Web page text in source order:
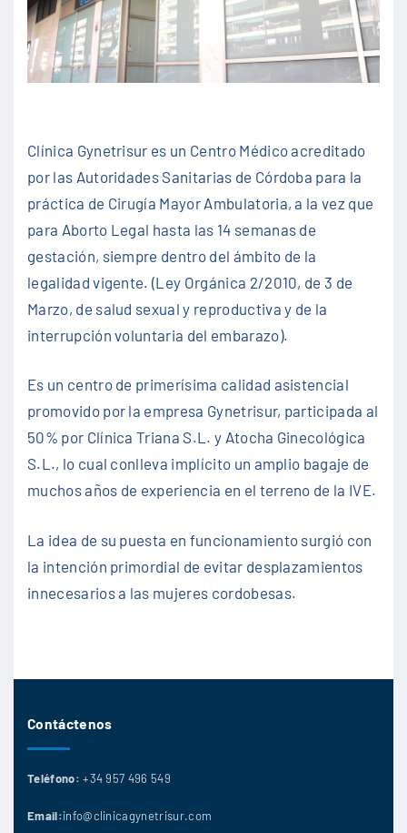
Clínica Gynetrisur es un Centro Médico acreditado
por las Autoridades Sanitarias de Córdoba para la
práctica de Cirugía Mayor Ambulatoria, a la vez que
para Aborto Legal hasta las 14 semanas de
gestación, siempre dentro del ámbito de la
legalidad vigente. (Ley Orgánica 2/2010, de 3 de
Marzo, de salud sexual y reproductiva y de la
interrupción voluntaria del embarazo).
Es un centro de primerísima calidad asistencial
promovido por la empresa Gynetrisur, participada al
50% por Clínica Triana S.L. y Atocha Ginecológica
S.L., lo cual conlleva implícito un amplio bagaje de
muchos años de experiencia en el terreno de la IVE.
La idea de su puesta en funcionamiento surgió con
la intención primordial de evitar desplazamientos
innecesarios a las mujeres cordobesas.
Contáctenos
Teléfono: +34 957 496 549
Email:info@clinicagynetrisur.com